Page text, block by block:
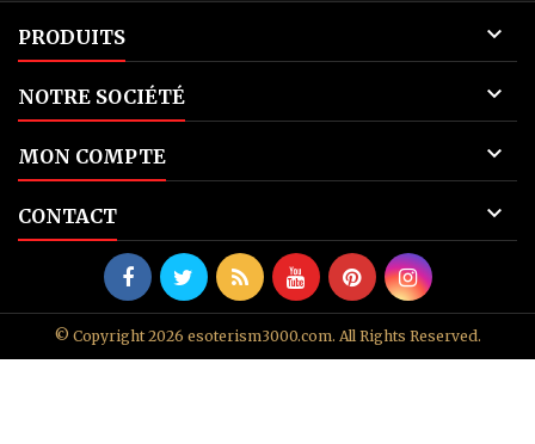
PRODUITS 
NOTRE SOCIÉTÉ 
MON COMPTE 
CONTACT 
© Copyright 2026 esoterism3000.com. All Rights Reserved.